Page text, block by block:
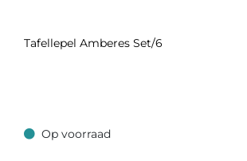
Tafellepel Amberes Set/6
Op voorraad
Op voorraad